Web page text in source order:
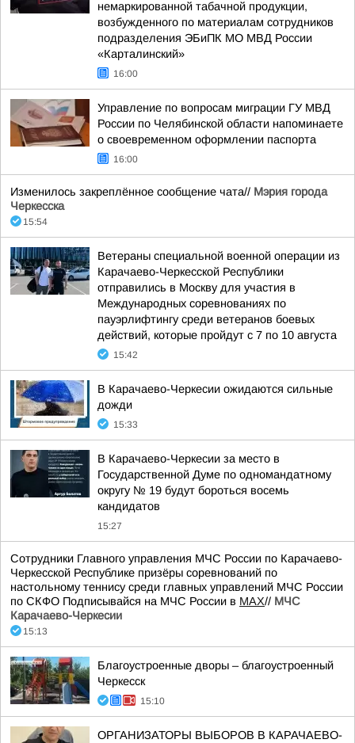
немаркированной табачной продукции,
возбужденного по материалам сотрудников
подразделения ЭБиПК МО МВД России
«Карталинский»
16:00
Управление по вопросам миграции ГУ МВД
России по Челябинской области напоминаете
о своевременном оформлении паспорта
16:00
Изменилось закреплённое сообщение чата// Мэрия города
Черкесска
15:54
Ветераны специальной военной операции из
Карачаево-Черкесской Республики
отправились в Москву для участия в
Международных соревнованиях по
пауэрлифтингу среди ветеранов боевых
действий, которые пройдут с 7 по 10 августа
15:42
В Карачаево-Черкесии ожидаются сильные
дожди
15:33
В Карачаево-Черкесии за место в
Государственной Думе по одномандатному
округу № 19 будут бороться восемь
кандидатов
15:27
Сотрудники Главного управления МЧС России по Карачаево-
Черкесской Республике призёры соревнований по
настольному теннису среди главных управлений МЧС России
по СКФО Подписывайся на МЧС России в MAX// МЧС
Карачаево-Черкесии
15:13
Благоустроенные дворы – благоустроенный
Черкесск
15:10
ОРГАНИЗАТОРЫ ВЫБОРОВ В КАРАЧАЕВО-